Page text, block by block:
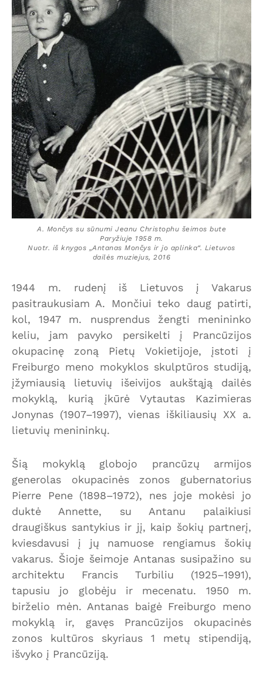
A. Mončys su sūnumi Jeanu Christophu šeimos bute
Paryžiuje 1958 m.
Nuotr. iš knygos „Antanas Mončys ir jo aplinka“. Lietuvos
dailės muziejus, 2016
1944 m. rudenį iš Lietuvos į Vakarus
pasitraukusiam A. Mončiui teko daug patirti,
kol, 1947 m. nusprendus žengti menininko
keliu, jam pavyko persikelti į Prancūzijos
okupacinę zoną Pietų Vokietijoje, įstoti į
Freiburgo meno mokyklos skulptūros studiją,
įžymiausią lietuvių išeivijos aukštąją dailės
mokyklą, kurią įkūrė Vytautas Kazimieras
Jonynas (1907–1997), vienas iškiliausių XX a.
lietuvių menininkų.
Šią mokyklą globojo prancūzų armijos
generolas okupacinės zonos gubernatorius
Pierre Pene (1898–1972), nes joje mokėsi jo
duktė Annette, su Antanu palaikiusi
draugiškus santykius ir jį, kaip šokių partnerį,
kviesdavusi į jų namuose rengiamus šokių
vakarus. Šioje šeimoje Antanas susipažino su
architektu Francis Turbiliu (1925–1991),
tapusiu jo globėju ir mecenatu. 1950 m.
birželio mėn. Antanas baigė Freiburgo meno
mokyklą ir, gavęs Prancūzijos okupacinės
zonos kultūros skyriaus 1 metų stipendiją,
išvyko į Prancūziją.